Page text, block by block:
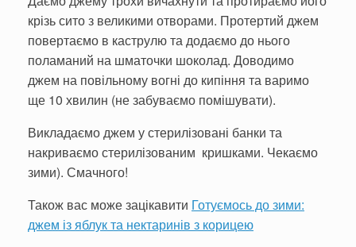
крізь сито з великими отворами. Протертий джем
повертаємо в каструлю та додаємо до нього
поламаний на шматочки шоколад. Доводимо
джем на повільному вогні до кипіння та варимо
ще 10 хвилин (не забуваємо помішувати).
Викладаємо джем у стерилізовані банки та
накриваємо стерилізованим кришками. Чекаємо
зими). Смачного!
Також вас може зацікавити Готуємось до зими:
джем із яблук та нектаринів з корицею